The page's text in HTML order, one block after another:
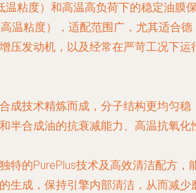
温粘度）和高温高负荷下的稳定油膜
温粘度），适配范围广，尤其适合德
压发动机，以及经常在严苛工况下运
合成技术精炼而成，分子结构更均匀稳
半合成油的抗衰减能力、高温抗氧化
独特的PurePlus技术及高效清洁配方，
生成，保持引擎内部清洁，从而减少